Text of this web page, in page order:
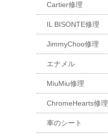
Cartier修理
IL BISONTE修理
JimmyChoo修理
エナメル
MiuMiu修理
ChromeHearts修理
車のシート